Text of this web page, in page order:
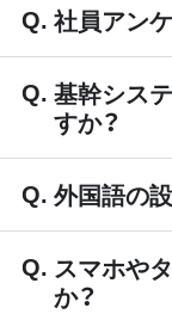
社員アン
基幹シス
すか？
外国語の
スマホや
か？